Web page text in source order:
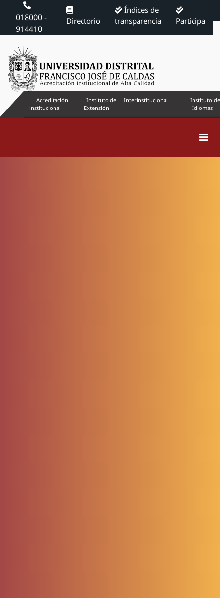
018000 -
914410
Directorio
Índices de
transparencia
Participa
Acreditación
institucional
Instituto de
Extensión
Interinstitucional
Instituto de
Idiomas